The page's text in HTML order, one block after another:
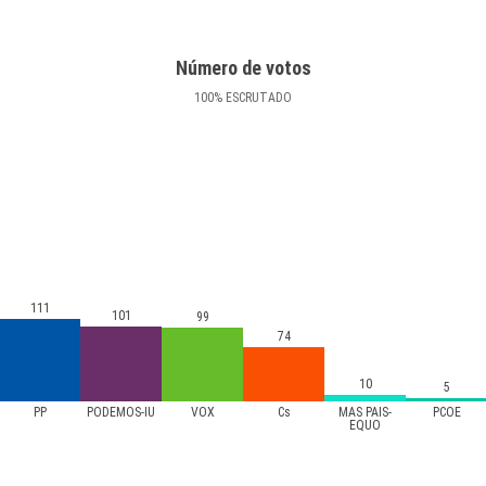
Número de votos
100% ESCRUTADO
PP PODEMOS-IU VOX Cs
MÁS PAÍS-
EQUO
PCOE
111 101
99
74
10 5